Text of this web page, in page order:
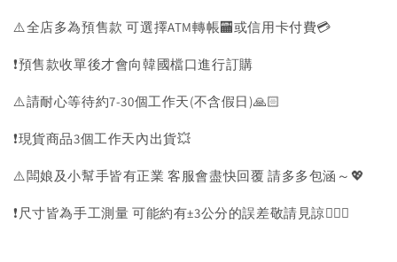
⚠️全店多為預售款 可選擇ATM轉帳🏧或信用卡付費💳
❗️預售款收單後才會向韓國檔口進行訂購
⚠️請耐心等待約7-30個工作天(不含假日)🙏🏻
❗️現貨商品3個工作天內出貨💥
⚠️闆娘及小幫手皆有正業 客服會盡快回覆 請多多包涵～💖
❗️尺寸皆為手工測量 可能約有±3公分的誤差敬請見諒🙇🏻‍♀️